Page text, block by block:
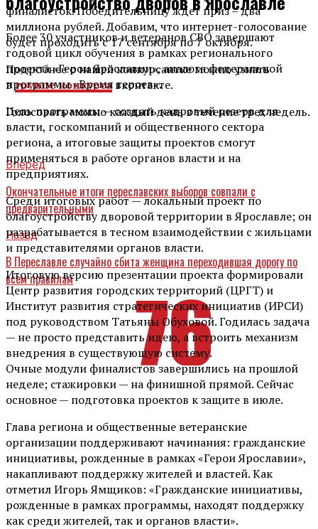
финалисток. Победительницу ждет приз – два
миллиона рублей. Добавим, что интернет-голосование
будет проходить с 17 сентября по 7 октября.
Подробнее о нашей конкурсантке можно узнать
вгруппе конкурсавконтакте.
Голосовать можно каждый день в течение трех недель.
Вперед
Окончательные итоги переславских выборов совпали с
предварительными
Назад
В Переславле случайно сбита женщина переходившая дорогу по
всем правилам
Более 30 участников и ветеранов СВО завершают
годовой цикл обучения в рамках регионального
проекта «Герои Ярославии», аналога федеральной
программы «Время героев».
Цель программы — создать кадровый резерв для
власти, госкомпаний и общественного сектора
региона, а итоговые защиты проектов смогут
применяться в работе органов власти и на
предприятиях.
Среди итоговых работ — локальный проект по
благоустройству дворовой территории в Ярославле; он
разрабатывается в тесном взаимодействии с жильцами
и представителями органов власти.
Итоговую версию презентации проекта формировали
Центр развития городских территорий (ЦРГТ) и
Институт развития стратегических инициатив (ИРСИ)
под руководством Татьяны Обуховой. Годилась задача
— не просто представить идею, а встроить механизм
внедрения в существующую систему.
Очные модули финалистов завершились на прошлой
неделе; стажировки — на финишной прямой. Сейчас
основное — подготовка проектов к защите в июле.
Глава региона и общественные ветеранские
организации поддерживают начинания: гражданские
инициативы, рожденные в рамках «Герои Ярославии»,
накапливают поддержку жителей и властей. Как
отметил Игорь Ямщиков: «Гражданские инициативы,
рожденные в рамках программы, находят поддержку
как среди жителей, так и органов власти».